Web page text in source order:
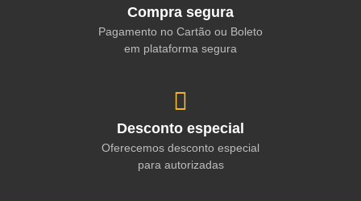
Compra segura
Pagamento no Cartão ou Boleto
em plataforma segura
Desconto especial
Oferecemos desconto especial
para autorizadas